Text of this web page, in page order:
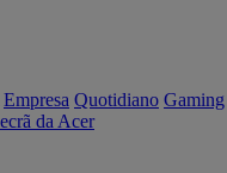
Empresa Quotidiano Gaming
da Acer